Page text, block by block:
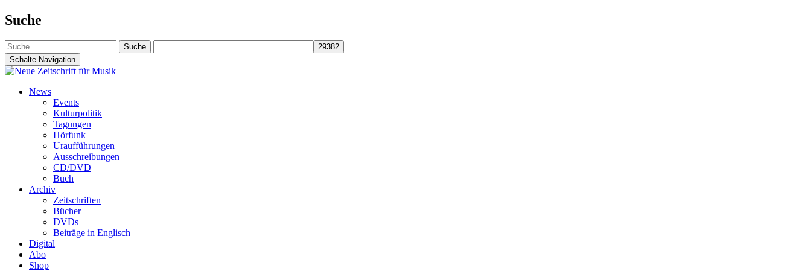
Suche
Suche
nach:
Schalte Navigation
Zum
News
Events
Kulturpolitik
Tagungen
Hörfunk
Uraufführungen
Ausschreibungen
CD/DVD
Buch
Archiv
Zeitschriften
Bücher
DVDs
Beiträge in Englisch
Digital
Abo
Shop